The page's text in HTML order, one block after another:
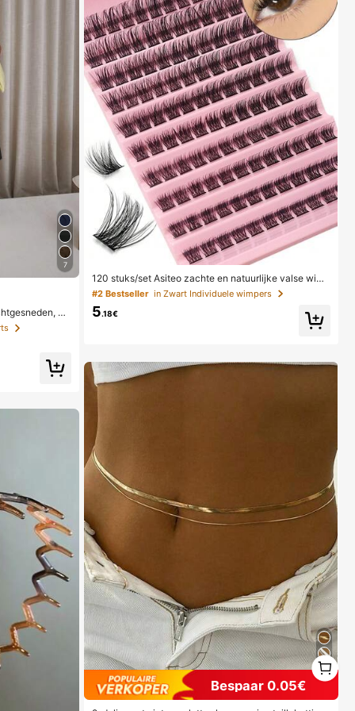
7
ge
avon
vakantie
120 stuks/set Asiteo zachte en natuurlijke valse wimp
ers van nertsharen, DIY wimperverlenging clusters, in
dividuele valse wimpers, voor dagelijks gebruik
#2 Bestseller in Zwart Individuele wimpers
5.18€
Bespaar 0.05€
1
1